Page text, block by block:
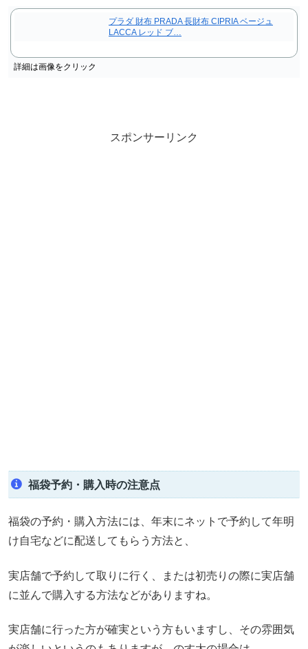
プラダ 財布 PRADA 長財布 CIPRIA ベージュ
LACCA レッド ブ…
詳細は画像をクリック
スポンサーリンク
福袋予約・購入時の注意点
福袋の予約・購入方法には、年末にネットで予約して年明
け自宅などに配送してもらう方法と、
実店舗で予約して取りに行く、または初売りの際に実店舗
に並んで購入する方法などがありますね。
実店舗に行った方が確実という方もいますし、その雰囲気